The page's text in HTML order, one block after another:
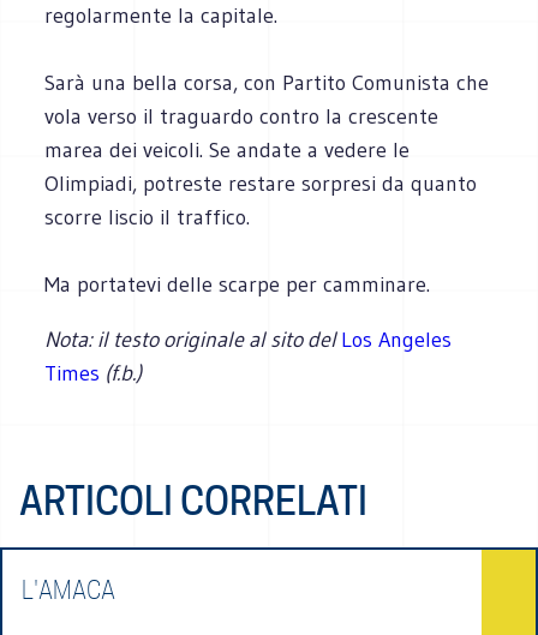
regolarmente la capitale.
Sarà una bella corsa, con Partito Comunista che
vola verso il traguardo contro la crescente
marea dei veicoli. Se andate a vedere le
Olimpiadi, potreste restare sorpresi da quanto
scorre liscio il traffico.
Ma portatevi delle scarpe per camminare.
Nota: il testo originale al sito delLos Angeles
Times (f.b.)
ARTICOLI CORRELATI
L'AMACA